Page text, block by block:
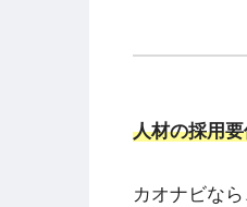
人材の採用
カオナビなら